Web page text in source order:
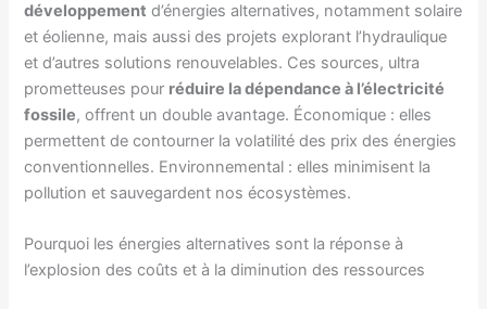
développement d’énergies alternatives, notamment solaire
et éolienne, mais aussi des projets explorant l’hydraulique
et d’autres solutions renouvelables. Ces sources, ultra
prometteuses pour réduire la dépendance à l’électricité
fossile, offrent un double avantage. Économique : elles
permettent de contourner la volatilité des prix des énergies
conventionnelles. Environnemental : elles minimisent la
pollution et sauvegardent nos écosystèmes.
Pourquoi les énergies alternatives sont la réponse à
l’explosion des coûts et à la diminution des ressources